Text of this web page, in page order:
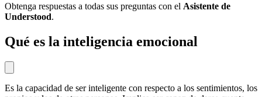
Obtenga respuestas a todas sus preguntas con el Asistente de
Understood.
Qué es la inteligencia emocional
Es la capacidad de ser inteligente con respecto a los sentimientos, los